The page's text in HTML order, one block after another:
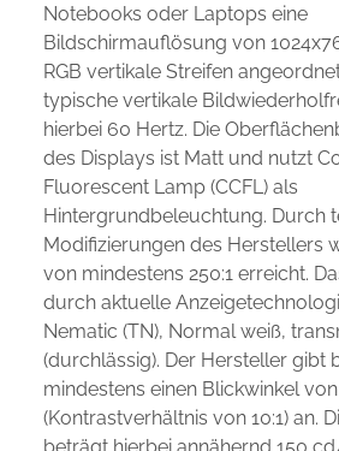
Notebooks oder Laptops eine
Bildschirmauflösung von
RGB vertikale Streifen
typische vertikale
hierbei 60 Hertz. Die
des Displays ist Matt und nutzt
Fluorescent Lamp (CCFL) als
Hintergrundbeleuchtung. Durch
Modifizierungen des Herstellers
von mindestens 250:1 erreicht.
durch aktuelle
Nematic (TN), Normal weiß,
(durchlässig). Der Hersteller gibt
mindestens einen Blickwinkel
(Kontrastverhältnis von 10:1) an.